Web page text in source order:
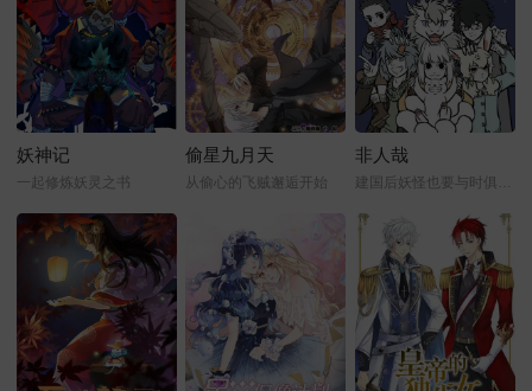
妖神记
一起修炼妖灵之书
偷星九月天
从偷心的飞贼邂逅开始
非人哉